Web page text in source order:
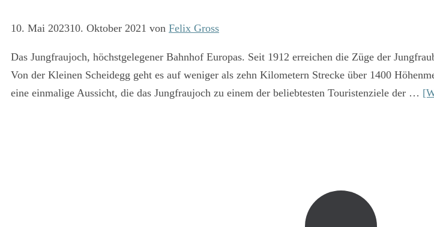
10. Mai 202310. Oktober 2021 von Felix Gross
Das Jungfraujoch, höchstgelegener Bahnhof Europas. Seit 1912 erreichen die Züge der
Von der Kleinen Scheidegg geht es auf weniger als zehn Kilometern Strecke über 1400
eine einmalige Aussicht, die das Jungfraujoch zu einem der beliebtesten Touristenziele der …